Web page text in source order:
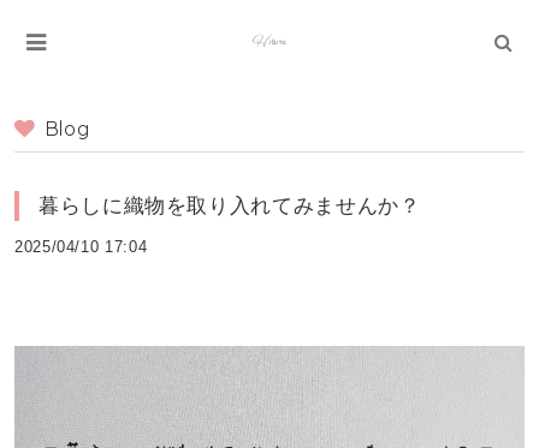
Blog
暮らしに織物を取り入れてみませんか？
2025/04/10 17:04